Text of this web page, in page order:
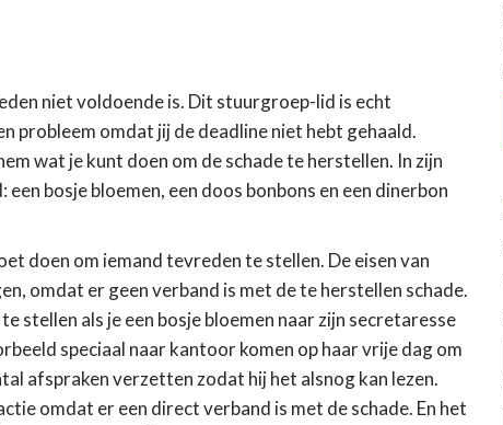
niet voldoende is. Dit stuurgroep-lid is echt
probleem omdat jij de deadline niet hebt gehaald.
wat je kunt doen om de schade te herstellen. In zijn
bosje bloemen, een doos bonbons en een dinerbon
doen om iemand tevreden te stellen. De eisen van
omdat er geen verband is met de te herstellen schade.
stellen als je een bosje bloemen naar zijn secretaresse
speciaal naar kantoor komen op haar vrije dag om
afspraken verzetten zodat hij het alsnog kan lezen.
omdat er een direct verband is met de schade. En het